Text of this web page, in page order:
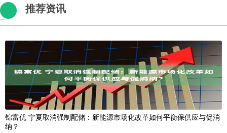
推荐资讯
锦富优 宁夏取消强制配储：新能源市场化改革如何平衡保供应与促消
纳？